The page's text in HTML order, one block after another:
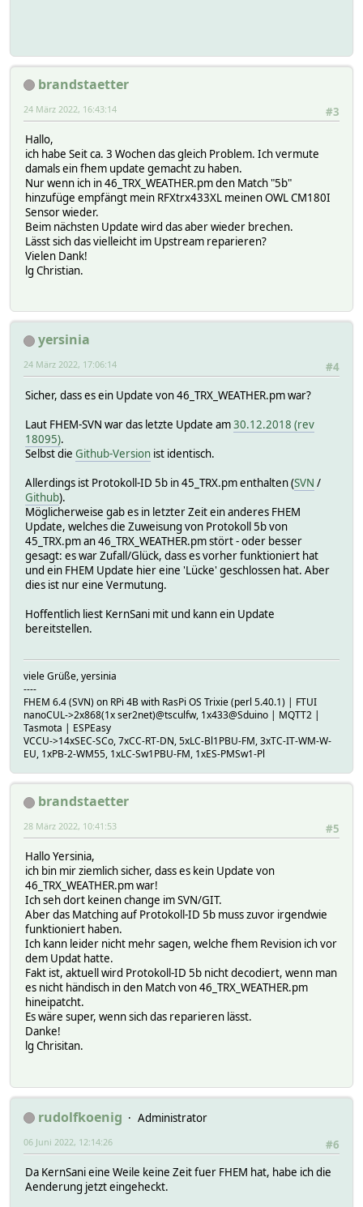
brandstaetter
#3
24 März 2022, 16:43:14
Hallo,
ich habe Seit ca. 3 Wochen das gleich Problem. Ich vermute
damals ein fhem update gemacht zu haben.
Nur wenn ich in 46_TRX_WEATHER.pm den Match "5b"
hinzufüge empfängt mein RFXtrx433XL meinen OWL CM180I
Sensor wieder.
Beim nächsten Update wird das aber wieder brechen.
Lässt sich das vielleicht im Upstream reparieren?
Vielen Dank!
lg Christian.
yersinia
#4
24 März 2022, 17:06:14
Sicher, dass es ein Update von 46_TRX_WEATHER.pm war?
Laut FHEM-SVN war das letzte Update am30.12.2018 (rev
18095).
Selbst die Github-Version ist identisch.
Allerdings ist Protokoll-ID 5b in 45_TRX.pm enthalten (SVN /
Github).
Möglicherweise gab es in letzter Zeit ein anderes FHEM
Update, welches die Zuweisung von Protokoll 5b von
45_TRX.pm an 46_TRX_WEATHER.pm stört - oder besser
gesagt: es war Zufall/Glück, dass es vorher funktioniert hat
und ein FHEM Update hier eine 'Lücke' geschlossen hat. Aber
dies ist nur eine Vermutung.
Hoffentlich liest KernSani mit und kann ein Update
bereitstellen.
viele Grüße, yersinia
----
FHEM 6.4 (SVN) on RPi 4B with RasPi OS Trixie (perl 5.40.1) | FTUI
nanoCUL->2x868(1x ser2net)@tsculfw, 1x433@Sduino | MQTT2 |
Tasmota | ESPEasy
VCCU->14xSEC-SCo, 7xCC-RT-DN, 5xLC-Bl1PBU-FM, 3xTC-IT-WM-W-
EU, 1xPB-2-WM55, 1xLC-Sw1PBU-FM, 1xES-PMSw1-Pl
brandstaetter
#5
28 März 2022, 10:41:53
Hallo Yersinia,
ich bin mir ziemlich sicher, dass es kein Update von
46_TRX_WEATHER.pm war!
Ich seh dort keinen change im SVN/GIT.
Aber das Matching auf Protokoll-ID 5b muss zuvor irgendwie
funktioniert haben.
Ich kann leider nicht mehr sagen, welche fhem Revision ich vor
dem Updat hatte.
Fakt ist, aktuell wird Protokoll-ID 5b nicht decodiert, wenn man
es nicht händisch in den Match von 46_TRX_WEATHER.pm
hineipatcht.
Es wäre super, wenn sich das reparieren lässt.
Danke!
lg Chrisitan.
rudolfkoenig
Administrator
#6
06 Juni 2022, 12:14:26
Da KernSani eine Weile keine Zeit fuer FHEM hat, habe ich die
Aenderung jetzt eingeheckt.